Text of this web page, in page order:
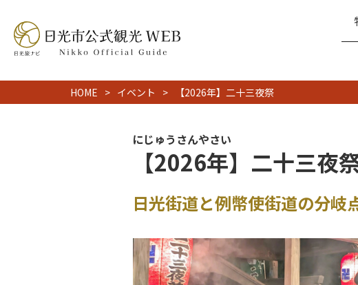
HOME イベント 【2026年】二十三夜祭
にじゅうさんやさい
【2026年】二十三夜
日光街道と例幣使街道の分岐